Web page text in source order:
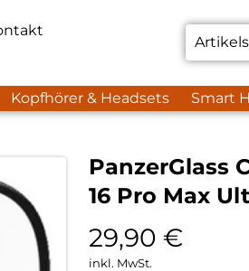
Kopfhörer & Headsets Smart
PanzerGlass
16 Pro Max
29,90 €
inkl. MwSt.